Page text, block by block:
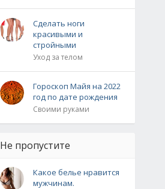
Сделать ноги
красивыми и
стройными
Уход за телом
Гороскоп Майя на 2022
год по дате рождения
Своими руками
Не пропустите
Какое белье нравится
мужчинам.